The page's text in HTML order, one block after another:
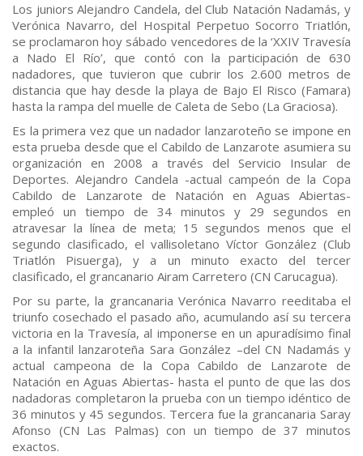
Los juniors Alejandro Candela, del Club Natación Nadamás, y
Verónica Navarro, del Hospital Perpetuo Socorro Triatlón,
se proclamaron hoy sábado vencedores de la ‘XXIV Travesía
a Nado El Río’, que contó con la participación de 630
nadadores, que tuvieron que cubrir los 2.600 metros de
distancia que hay desde la playa de Bajo El Risco (Famara)
hasta la rampa del muelle de Caleta de Sebo (La Graciosa).
Es la primera vez que un nadador lanzaroteño se impone en
esta prueba desde que el Cabildo de Lanzarote asumiera su
organización en 2008 a través del Servicio Insular de
Deportes. Alejandro Candela -actual campeón de la Copa
Cabildo de Lanzarote de Natación en Aguas Abiertas-
empleó un tiempo de 34 minutos y 29 segundos en
atravesar la línea de meta; 15 segundos menos que el
segundo clasificado, el vallisoletano Víctor González (Club
Triatlón Pisuerga), y a un minuto exacto del tercer
clasificado, el grancanario Airam Carretero (CN Carucagua).
Por su parte, la grancanaria Verónica Navarro reeditaba el
triunfo cosechado el pasado año, acumulando así su tercera
victoria en la Travesía, al imponerse en un apuradísimo final
a la infantil lanzaroteña Sara González –del CN Nadamás y
actual campeona de la Copa Cabildo de Lanzarote de
Natación en Aguas Abiertas- hasta el punto de que las dos
nadadoras completaron la prueba con un tiempo idéntico de
36 minutos y 45 segundos. Tercera fue la grancanaria Saray
Afonso (CN Las Palmas) con un tiempo de 37 minutos
exactos.